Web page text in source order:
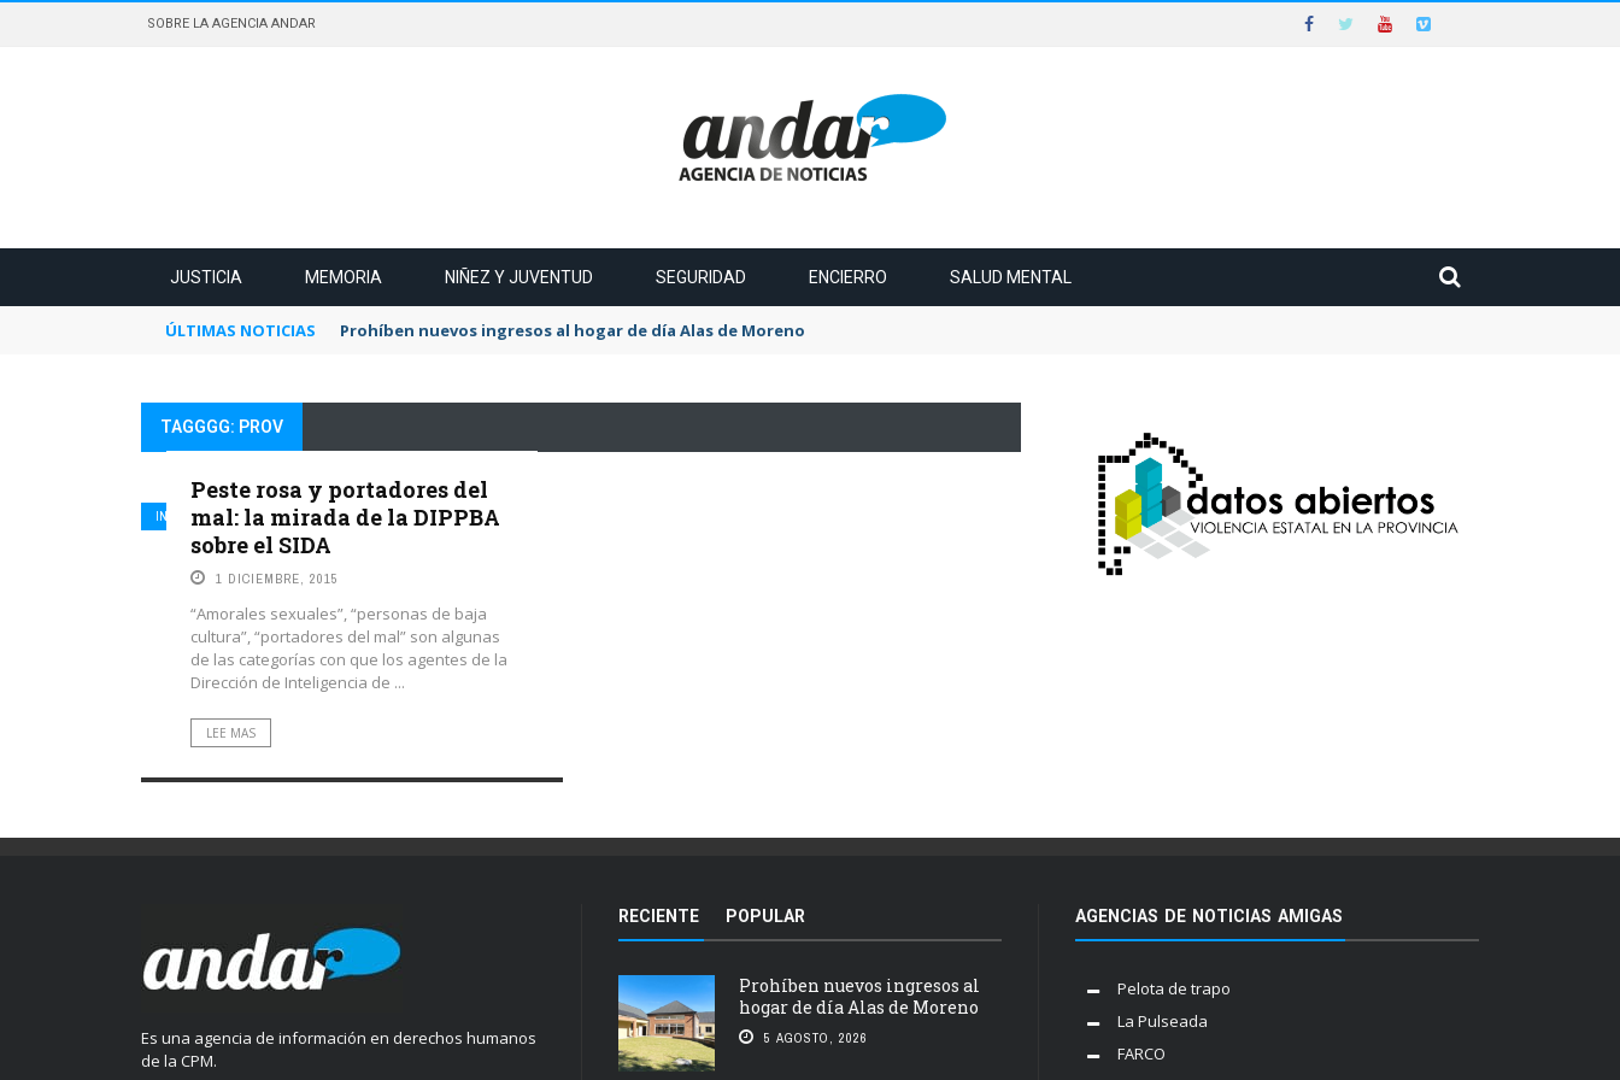
SOBRE LA AGENCIA ANDAR
JUSTICIA MEMORIA NIÑEZ Y JUVENTUD SEGURIDAD ENCIERRO SALUD MENTAL
ÚLTIMAS NOTICIAS Prohíben nuevos ingresos al hogar de día Alas de Moreno
TAGGGG: PROV
INFORMES ESPECIALES SALUD
Peste rosa y portadores del
mal: la mirada de la DIPPBA
sobre el SIDA
1 DICIEMBRE, 2015
“Amorales sexuales”, “personas de baja
cultura”, “portadores del mal” son algunas
de las categorías con que los agentes de la
Dirección de Inteligencia de ...
LEE MAS
Es una agencia de información en derechos humanos
de la CPM.
RECIENTE POPULAR
Prohíben nuevos ingresos al
hogar de día Alas de Moreno
5 AGOSTO, 2026
AGENCIAS DE NOTICIAS AMIGAS
Pelota de trapo
La Pulseada
FARCO